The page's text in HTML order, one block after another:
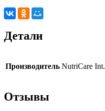
Детали
Производитель NutriCare Int.
Отзывы